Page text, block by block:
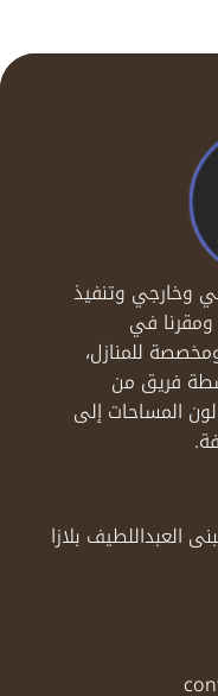
وخارجي وتنفيذ
اعمال الديكور، نعمل منذ 2015 ومقرنا في
للمنازل،
فريق من
المساحات إلى
العبداللطيف بلازا